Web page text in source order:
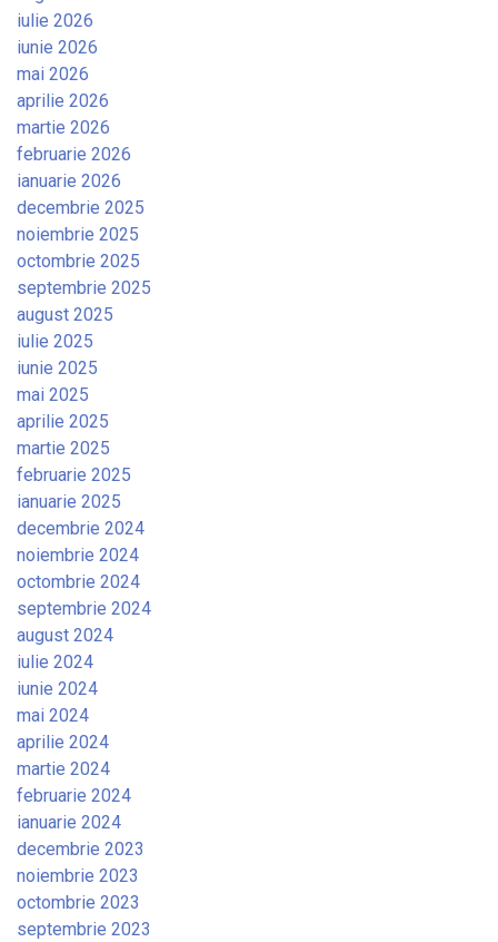
iulie 2026
iunie 2026
mai 2026
aprilie 2026
martie 2026
februarie 2026
ianuarie 2026
decembrie 2025
noiembrie 2025
octombrie 2025
septembrie 2025
august 2025
iulie 2025
iunie 2025
mai 2025
aprilie 2025
martie 2025
februarie 2025
ianuarie 2025
decembrie 2024
noiembrie 2024
octombrie 2024
septembrie 2024
august 2024
iulie 2024
iunie 2024
mai 2024
aprilie 2024
martie 2024
februarie 2024
ianuarie 2024
decembrie 2023
noiembrie 2023
octombrie 2023
septembrie 2023